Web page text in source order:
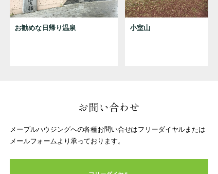
お勧めな日帰り温泉 小室山
お問い合わせ
メープルハウジングへの各種お問い合せはフリーダイヤルまたは
メールフォームより承っております。